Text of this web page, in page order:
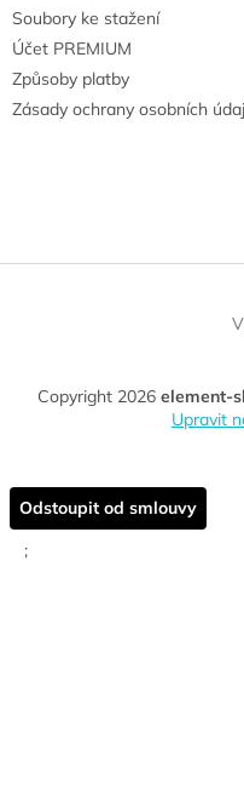
Soubory ke stažení
Účet PREMIUM
Způsoby platby
Zásady ochrany osobních
Copyright 2026 element-
Upravit
Odstoupit od smlouvy
;